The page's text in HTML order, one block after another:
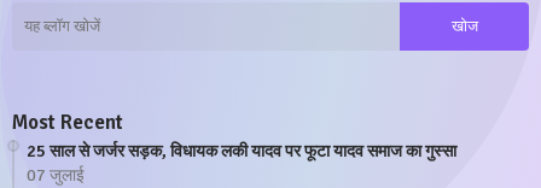
Most Recent
25 साल से जर्जर सड़क, विधायक लकी यादव पर फूटा यादव समाज का गुस्सा
07 जुलाई